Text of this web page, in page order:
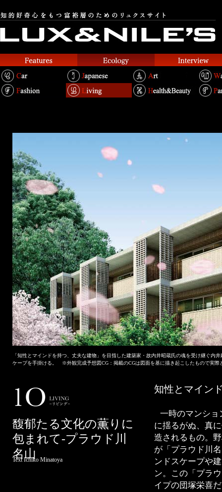
「知性とマインドを持つ、丈夫な建物」を目指した建築家・故内井昭蔵氏の魂を受け継ぐ
ケープを手掛ける。 ※外観完成予想図CG：掲載のCGは図面を基に描き起こしたもので実際
馥郁たる文化の薫りに
包まれて-プラウド川
名山
Text Ichiko Minatoya
知性とマイン
一時のマンショ
に揺るがぬ、真
造されるもの。
が「プラウド川
ンドスケープや
ン。この「プラ
イプの団塚栄喜